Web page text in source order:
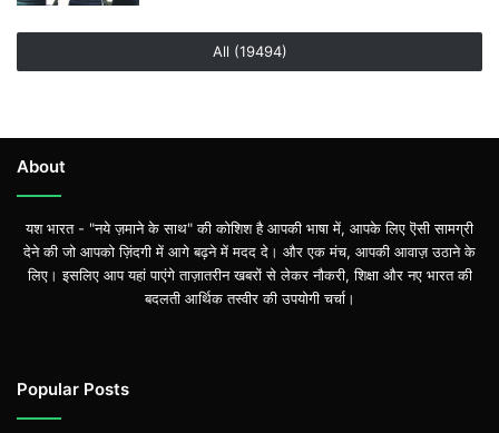
All (19494)
About
यश भारत - "नये ज़माने के साथ" की कोशिश है आपकी भाषा में, आपके लिए ऎसी सामग्री
देने की जो आपको ज़िंदगी में आगे बढ़ने में मदद दे। और एक मंच, आपकी आवाज़ उठाने के
लिए। इसलिए आप यहां पाएंगे ताज़ातरीन खबरों से लेकर नौकरी, शिक्षा और नए भारत की
बदलती आर्थिक तस्वीर की उपयोगी चर्चा।
Popular Posts